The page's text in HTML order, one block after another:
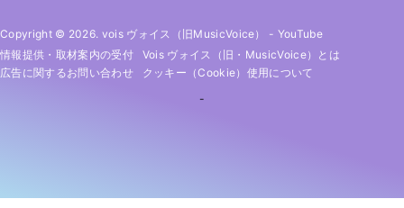
Copyright © 2026. vois ヴォイス（旧MusicVoice） - YouTube
情報提供・取材案内の受付
Vois ヴォイス（旧・MusicVoice）とは
広告に関するお問い合わせ
クッキー（cookie）使用について
-